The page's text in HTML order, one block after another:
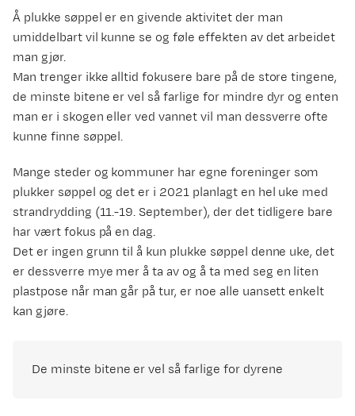
Å plukke søppel er en givende aktivitet der man
umiddelbart vil kunne se og føle effekten av det arbeidet
man gjør.
Man trenger ikke alltid fokusere bare på de store tingene,
de minste bitene er vel så farlige for mindre dyr og enten
man er i skogen eller ved vannet vil man dessverre ofte
kunne finne søppel.
Mange steder og kommuner har egne foreninger som
plukker søppel og det er i 2021 planlagt en hel uke med
strandrydding (11.-19. September), der det tidligere bare
har vært fokus på en dag.
Det er ingen grunn til å kun plukke søppel denne uke, det
er dessverre mye mer å ta av og å ta med seg en liten
plastpose når man går på tur, er noe alle uansett enkelt
kan gjøre.
De minste bitene er vel så farlige for dyrene